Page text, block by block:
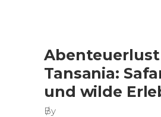
Tansania:
und wilde
By